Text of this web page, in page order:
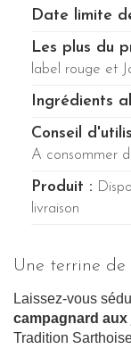
Date limite
Les plus du
label rouge et
Ingrédients
Conseil
A consommer
Produit :
livraison
Une terrine de
Laissez-vous
campagnard aux
Tradition